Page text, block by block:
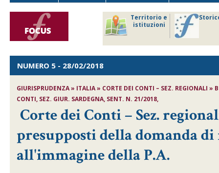
Territorio e
istituzioni
NUMERO 5 - 28/02/2018
GIURISPRUDENZA » ITALIA » CORTE DEI CONTI – SEZ. REGIONALI »
CONTI, SEZ. GIUR. SARDEGNA, SENT. N. 21/2018,
Corte dei Conti – Sez.
presupposti della domanda
all'immagine della P.A.